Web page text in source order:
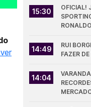
15:30
OFICIAL!
RONALDO
14:49
RUI
FAZER
14:04